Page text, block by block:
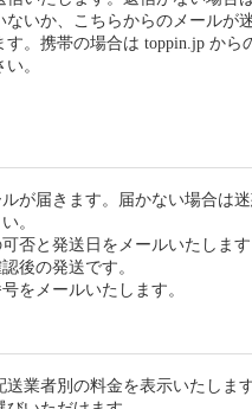
いか、こちらからのメールが
。携帯の場合は toppin.jp から
。
が届きます。届かない場合は
。
否と発送日をメールいたしま
後の発送です。
をメールいたします。
業者別の料金を表示いたしま